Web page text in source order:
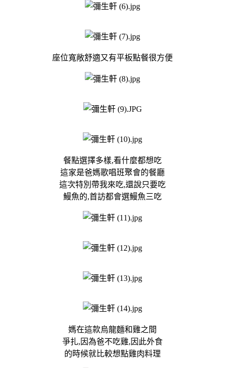
座位寬敞舒適又有平板點餐很方便
餐點選擇多樣,看什麼都想吃
這家是爸媽歌唱班聚會的餐廳
這次特別帶我來吃,還說只要吃
鰻魚的,首訪都會選鰻魚三吃
媽在這款烏龍麵和雞之間
爭扎,因為爸不吃雞,因此外食
的時候就比較想點雞肉料理